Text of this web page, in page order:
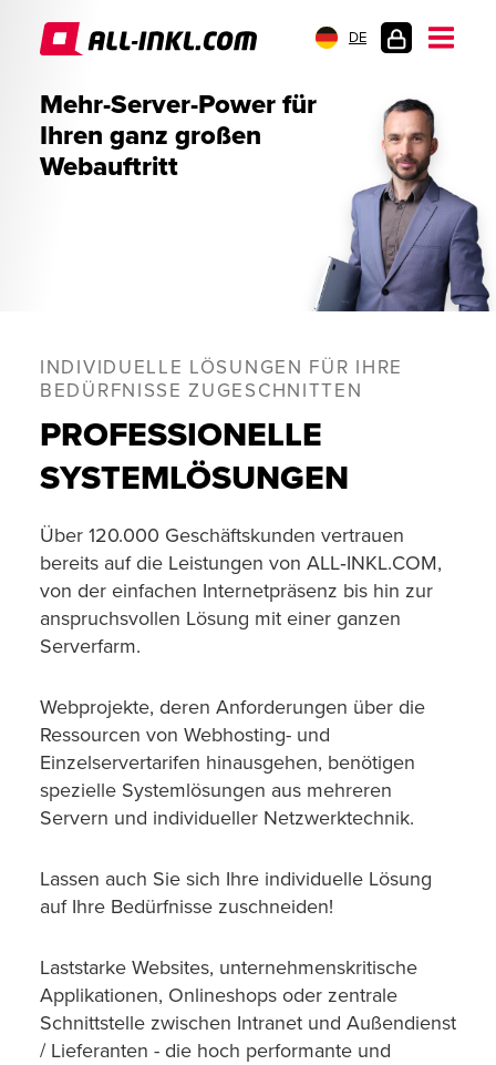
DE
Mehr-Server-Power für
Ihren ganz großen
Webauftritt
INDIVIDUELLE LÖSUNGEN FÜR IHRE
BEDÜRFNISSE ZUGESCHNITTEN
PROFESSIONELLE
SYSTEMLÖSUNGEN
Über 120.000 Geschäftskunden vertrauen
bereits auf die Leistungen von ALL‑INKL.COM,
von der einfachen Internetpräsenz bis hin zur
anspruchsvollen Lösung mit einer ganzen
Serverfarm.
Webprojekte, deren Anforderungen über die
Ressourcen von Webhosting- und
Einzelservertarifen hinausgehen, benötigen
spezielle Systemlösungen aus mehreren
Servern und individueller Netzwerktechnik.
Lassen auch Sie sich Ihre individuelle Lösung
auf Ihre Bedürfnisse zuschneiden!
Laststarke Websites, unternehmenskritische
Applikationen, Onlineshops oder zentrale
Schnittstelle zwischen Intranet und Außendienst
/ Lieferanten - die hoch performante und